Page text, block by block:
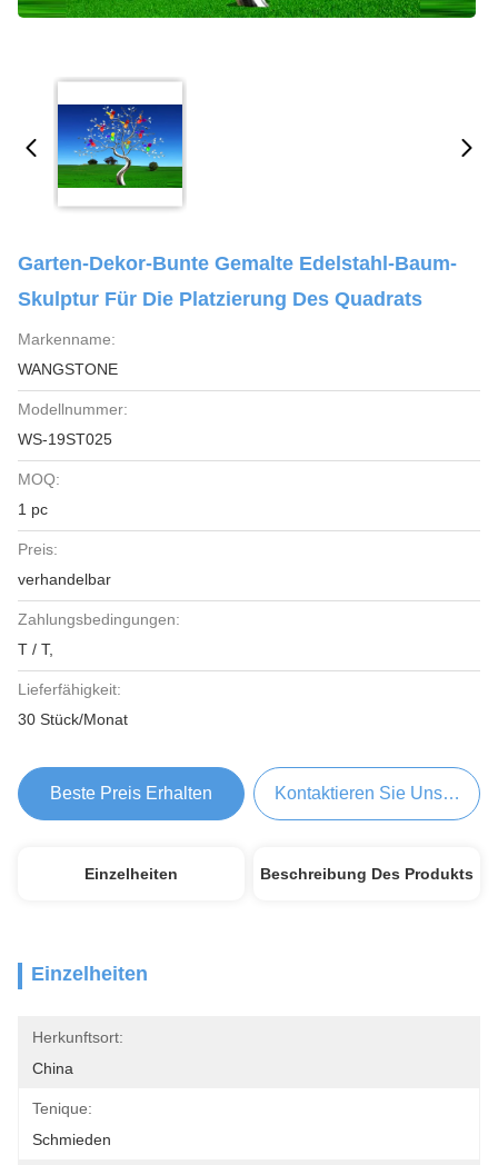
Garten-Dekor-Bunte Gemalte Edelstahl-Baum-
Skulptur Für Die Platzierung Des Quadrats
Markenname:
WANGSTONE
Modellnummer:
WS-19ST025
MOQ:
1 pc
Preis:
verhandelbar
Zahlungsbedingungen:
T / T,
Lieferfähigkeit:
30 Stück/Monat
Beste Preis Erhalten Kontaktieren Sie Uns Jetzt
Einzelheiten Beschreibung Des Produkts
Einzelheiten
Herkunftsort:
China
Tenique:
Schmieden